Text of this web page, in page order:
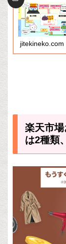
jitekineko.com
楽天市
は2種類